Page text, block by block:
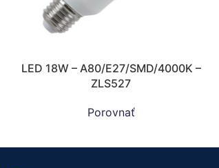
LED 18W – A80/E27/SMD/4000K –
ZLS527
Porovnať